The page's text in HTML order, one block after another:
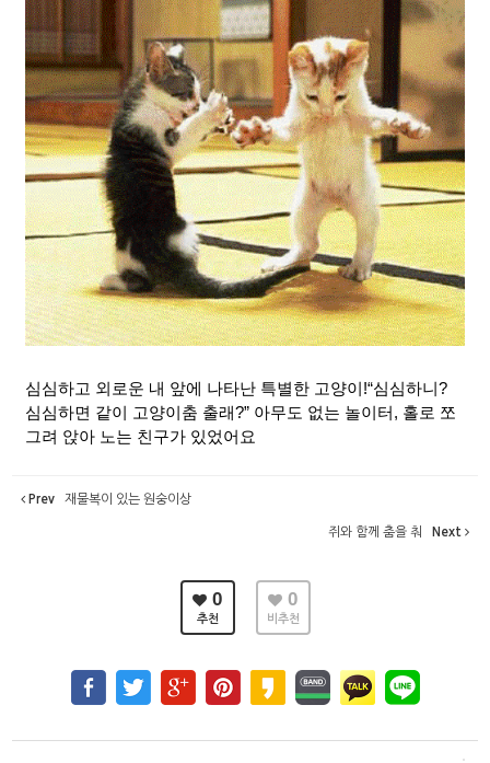
심심하고 외로운 내 앞에 나타난 특별한 고양이!“심심하니?
심심하면 같이 고양이춤 출래?” 아무도 없는 놀이터, 홀로 쪼
그려 앉아 노는 친구가 있었어요
Prev 재물복이 있는 원숭이상
쥐와 함께 춤을 춰 Next
0
추천
0
비추천